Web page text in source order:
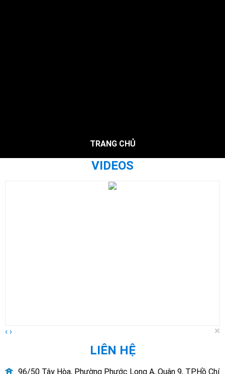
VIDEOS
‹ › ×
LIÊN HỆ
96/50 Tây Hòa, Phường Phước Long A, Quận 9, TP.Hồ Chí
TRANG CHỦ